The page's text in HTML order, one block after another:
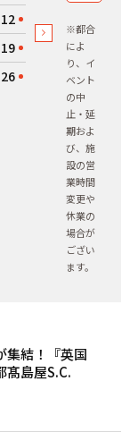
12
19
26
※都合
によ
り、イ
ベント
の中
止・延
期およ
び、施
設の営
業時間
変更や
休業の
場合が
ござい
ます。
集結！『英国
髙島屋S.C.